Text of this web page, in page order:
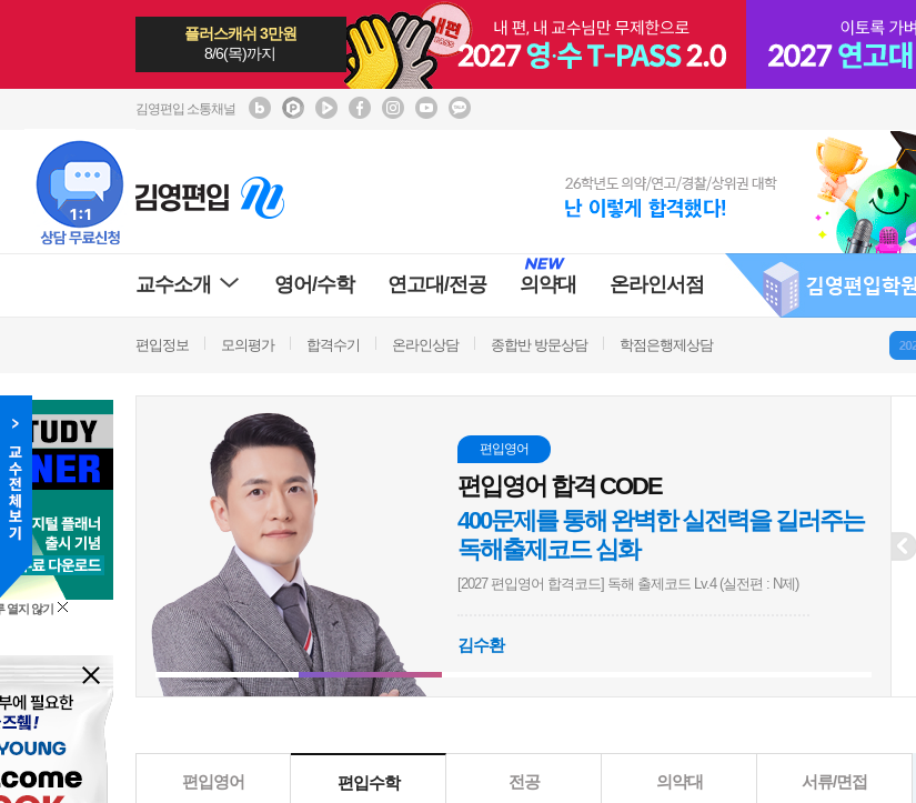
플러스캐쉬 3만원
8/6(목)까지
열지 않기
김영편입 소통채널
교수소개 영어/수학 연고대/전공 의약대 온라인서점
편입정보 모의평가 합격수기 온라인상담 종합반 방문상담 학점은행제상담
편입영어
편입영어 합격 CODE
400문제를 통해 완벽한 실전력을 길러주는
독해출제코드 심화
[2027 편입영어 합격코드] 독해 출제코드 Lv.4 (실전편 : N제)
김수환
심화
[이정민] [2027 BIOstory] 의학계열 편입생물 심화 1000제 문제풀이
영어
[이지훈] [2027 쉬운편입] 스나이퍼 논리D (기출변형)
Prev
편입영어 편입수학 전공 의약대 서류/면접